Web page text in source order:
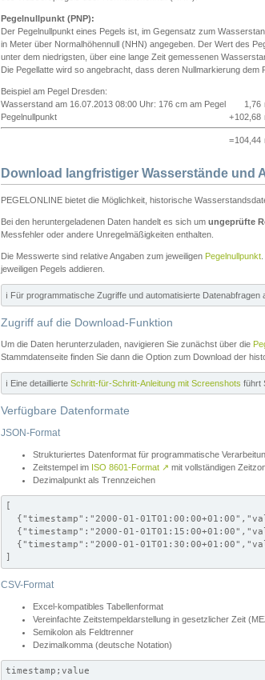
Pegelnullpunkt (PNP):
Der Pegelnullpunkt eines Pegels ist, im Gegensatz zum
in Meter über Normalhöhennull (NHN) angegeben. Der Wert des
unter dem niedrigsten, über eine lange Zeit gemessenen
Die Pegellatte wird so angebracht, dass deren Nullmarkierung dem
Beispiel am Pegel Dresden:
Wasserstand am 16.07.2013 08:00 Uhr: 176 cm am Pegel
1,76
Pegelnullpunkt
+102,68
=104,44
Download langfristiger Wasserstände und
PEGELONLINE bietet die Möglichkeit, historische
Bei den heruntergeladenen Daten handelt es sich um ungeprüfte
Messfehler oder andere Unregelmäßigkeiten enthalten.
Die Messwerte sind relative Angaben zum jeweiligen Pegelnullpunkt
jeweiligen Pegels addieren.
ℹ️ Für programmatische Zugriffe und automatisierte
Zugriff auf die Download-Funktion
Um die Daten herunterzuladen, navigieren Sie zunächst über die
Stammdatenseite finden Sie dann die Option zum Download der
ℹ️ Eine detaillierte Schritt-für-Schritt-Anleitung mit Screenshots führt
Verfügbare Datenformate
JSON-Format
Strukturiertes Datenformat für programmatische
Zeitstempel im ISO 8601-Format ↗ mit vollständigen
Dezimalpunkt als Trennzeichen
[
{"timestamp":"2000-01-
{"timestamp":"2000-01-
{"timestamp":"2000-01-
]
CSV-Format
Excel-kompatibles Tabellenformat
Vereinfachte Zeitstempeldarstellung in gesetzlicher Zeit
Semikolon als Feldtrenner
Dezimalkomma (deutsche Notation)
timestamp;value